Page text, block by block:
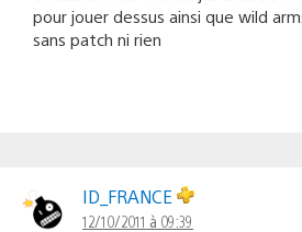
pour jouer dessus ainsi que wild
sans patch ni rien
ID_FRANCE
12/10/2011 à 09:39